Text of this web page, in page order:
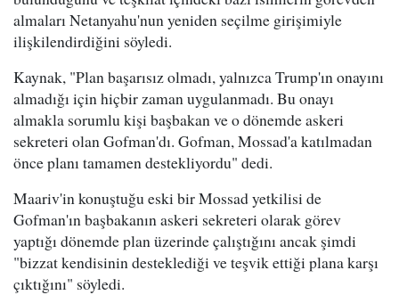
almaları Netanyahu'nun yeniden seçilme girişimiyle
ilişkilendirdiğini söyledi.
Kaynak, "Plan başarısız olmadı, yalnızca Trump'ın onayını
almadığı için hiçbir zaman uygulanmadı. Bu onayı
almakla sorumlu kişi başbakan ve o dönemde askeri
sekreteri olan Gofman'dı. Gofman, Mossad'a katılmadan
önce planı tamamen destekliyordu" dedi.
Maariv'in konuştuğu eski bir Mossad yetkilisi de
Gofman'ın başbakanın askeri sekreteri olarak görev
yaptığı dönemde plan üzerinde çalıştığını ancak şimdi
"bizzat kendisinin desteklediği ve teşvik ettiği plana karşı
çıktığını" söyledi.